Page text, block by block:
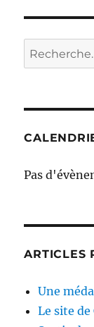
Recherche
pour :
Pas
ARTICLES
Une
Le site